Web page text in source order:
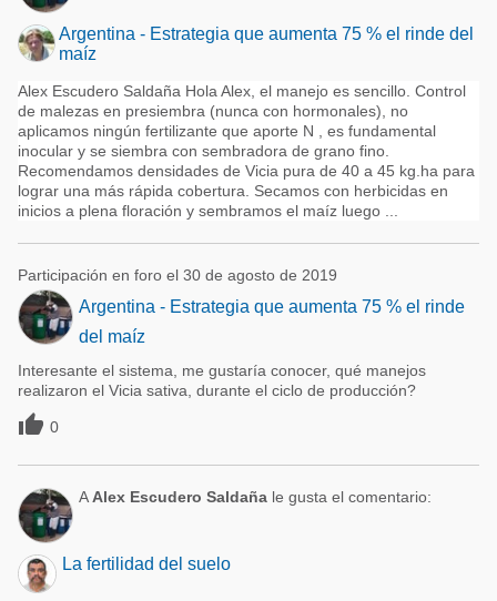
Argentina - Estrategia que aumenta 75 % el rinde del
maíz
Alex Escudero Saldaña Hola Alex, el manejo es sencillo. Control
de malezas en presiembra (nunca con hormonales), no
aplicamos ningún fertilizante que aporte N , es fundamental
inocular y se siembra con sembradora de grano fino.
Recomendamos densidades de Vicia pura de 40 a 45 kg.ha para
lograr una más rápida cobertura. Secamos con herbicidas en
inicios a plena floración y sembramos el maíz luego ...
Participación en foro el 30 de agosto de 2019
Argentina - Estrategia que aumenta 75 % el rinde
del maíz
Interesante el sistema, me gustaría conocer, qué manejos
realizaron el Vicia sativa, durante el ciclo de producción?
 0
A Alex Escudero Saldaña le gusta el comentario:
La fertilidad del suelo